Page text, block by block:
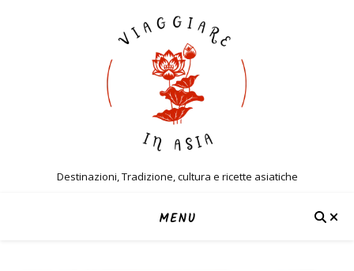
Destinazioni, Tradizione, cultura e ricette asiatiche
MENU